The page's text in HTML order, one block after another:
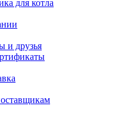
для котла
и друзья